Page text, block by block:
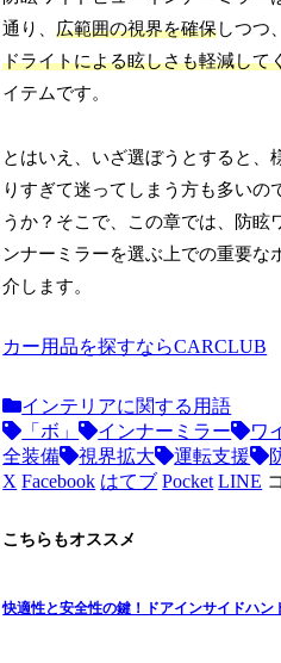
通り、広範囲の視界を確保しつつ
ドライトによる眩しさも軽減して
イテムです。
とはいえ、いざ選ぼうとすると、
りすぎて迷ってしまう方も多いの
うか？そこで、この章では、防眩
ンナーミラーを選ぶ上での重要な
介します。
カー用品を探すならCARCLUB
インテリアに関する用語
「ボ」
インナーミラー ワ
全装備
視界拡大 運転支援
X Facebook はてブ Pocket LINE
こちらもオススメ
快適性と安全性の鍵！ドアインサイドハン